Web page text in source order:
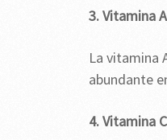
3. Vitamina A
La vitamina
abundante
4. Vitamina C